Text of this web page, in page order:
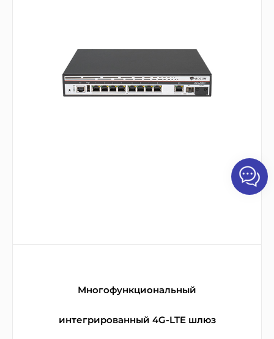
Многофункциональный
интегрированный 4G-LTE шлюз